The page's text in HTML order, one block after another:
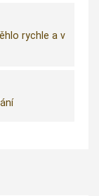
rychle a v